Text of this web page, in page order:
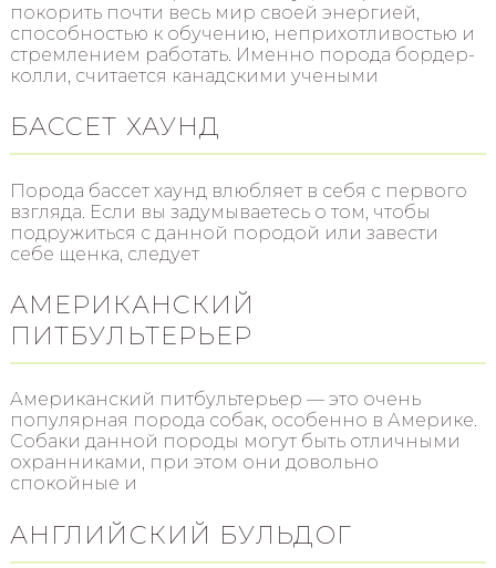
покорить почти весь мир своей энергией,
способностью к обучению, неприхотливостью и
стремлением работать. Именно порода бордер-
колли, считается канадскими учеными
БАССЕТ ХАУНД
Порода бассет хаунд влюбляет в себя с первого
взгляда. Если вы задумываетесь о том, чтобы
подружиться с данной породой или завести
себе щенка, следует
АМЕРИКАНСКИЙ
ПИТБУЛЬТЕРЬЕР
Американский питбультерьер — это очень
популярная порода собак, особенно в Америке.
Собаки данной породы могут быть отличными
охранниками, при этом они довольно
спокойные и
АНГЛИЙСКИЙ БУЛЬДОГ